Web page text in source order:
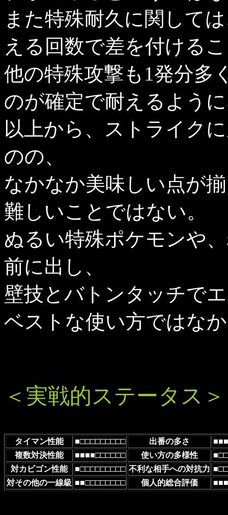
また特殊耐久に関して
える回数で差を付ける
他の特殊攻撃も1発分多
のが確定で耐えるよう
以上から、ストライク
のの、
なかなか美味しい点が
難しいことではない。
ぬるい特殊ポケモンや
前に出し、
壁技とバトンタッチで
ベストな使い方ではな
＜実戦的ステータス＞
タイマン性能 ■□□□□□□□□□ 出番の多さ
複数対決性能
■■■■□□□□□□ 使い方の多様性
対カビゴン性能
■□□□□□□□□□ 不利な相手への対抗力
対その他の一線級 ■■□□□□□□□□ 個人的総合評価